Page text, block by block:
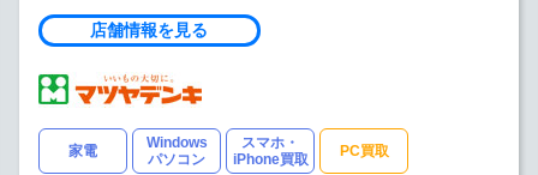
店舗情報を見る
家電
Windows
パソコン
スマホ・
iPhone買取
PC買取